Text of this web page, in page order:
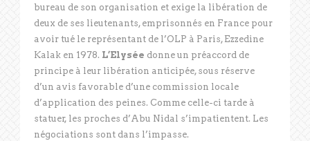
bureau de son organisation et exige la libération de
deux de ses lieutenants, emprisonnés en France pour
avoir tué le représentant de l’OLP à Paris, Ezzedine
Kalak en 1978. L’Elysée donne un préaccord de
principe à leur libération anticipée, sous réserve
d’un avis favorable d’une commission locale
d’application des peines. Comme celle-ci tarde à
statuer, les proches d’Abu Nidal s’impatientent. Les
négociations sont dans l’impasse.